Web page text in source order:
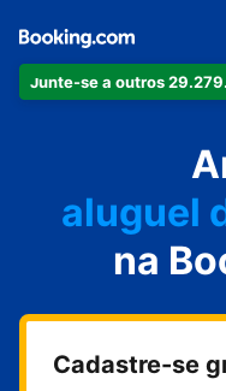
Junte-se a outros
seu
aluguel
sua
na
Cadastre-se